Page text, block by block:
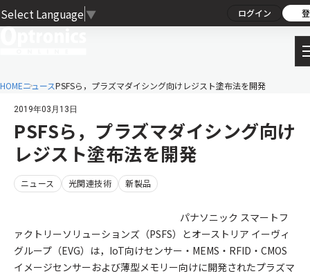
Select Language ▼ ログイン
HOMEニュースPSFSら，プラズマダイシング向けレジスト塗布法を開発
2019年03月13日
PSFSら，プラズマダイシング向け
レジスト塗布法を開発
ニュース 光関連技術 新製品
パナソニック スマートフ
ァクトリーソリューションズ（PSFS）とオーストリア イーヴィ
グループ（EVG）は，IoT向けセンサー・MEMS・RFID・CMOS
イメージセンサーおよび薄型メモリー向けに開発されたプラズマ